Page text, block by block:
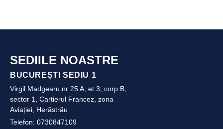
SEDIILE NOASTRE
BUCUREȘTI SEDIU 1
Virgil Madgearu nr 25 A, et 3, corp B,
sector 1, Cartierul Francez, zona
Aviației, Herăstrău
Telefon: 0730847109